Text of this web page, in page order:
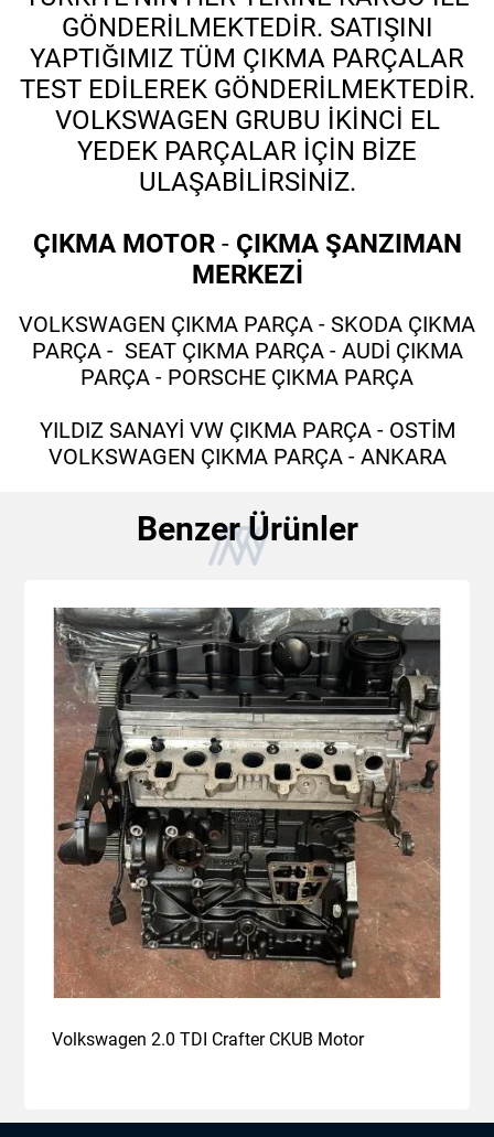
GÖNDERİLMEKTEDİR. SATIŞINI
YAPTIĞIMIZ TÜM ÇIKMA PARÇALAR
TEST EDİLEREK GÖNDERİLMEKTEDİR.
VOLKSWAGEN GRUBU İKİNCİ EL
YEDEK PARÇALAR İÇİN BİZE
ULAŞABİLİRSİNİZ.
ÇIKMA MOTOR- ÇIKMA ŞANZIMAN
MERKEZİ
VOLKSWAGEN ÇIKMA PARÇA - SKODA ÇIKMA
PARÇA - SEAT ÇIKMA PARÇA - AUDİ ÇIKMA
PARÇA - PORSCHE ÇIKMA PARÇA
YILDIZ SANAYİ VW ÇIKMA PARÇA - OSTİM
VOLKSWAGEN ÇIKMA PARÇA - ANKARA
Benzer Ürünler
Volkswagen 2.0 TDI Crafter CKUB Motor